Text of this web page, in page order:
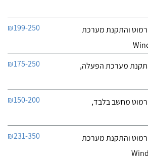
זה בעל ערך גבוה בעייני -
מחשבים
9.4
אני מאוד מאוד
עבודתו, מגיע לפי הצורך
מקצועית, אם יש צורך וזמן
העבודה מתארך, הוא לוקח
את המחשב אליו ובכדי
חייג עכשיו
והתקנת מערכת
₪199-250
מערכת הפעלה,
₪175-250
מחשב בלבד,
₪150-200
והתקנת מערכת
₪231-350